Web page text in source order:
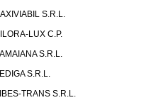
S.R.L.
LUX C.P.
S.R.L.
S.R.L.
TRANS S.R.L.